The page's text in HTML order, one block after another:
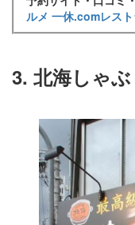
ルメ 一休.comレス
3. 北海しゃ